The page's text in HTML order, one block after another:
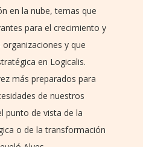
en la nube, temas que
para el crecimiento y
y que
en Logicalis.
más preparados para
de nuestros
punto de vista de la
o de la transformación